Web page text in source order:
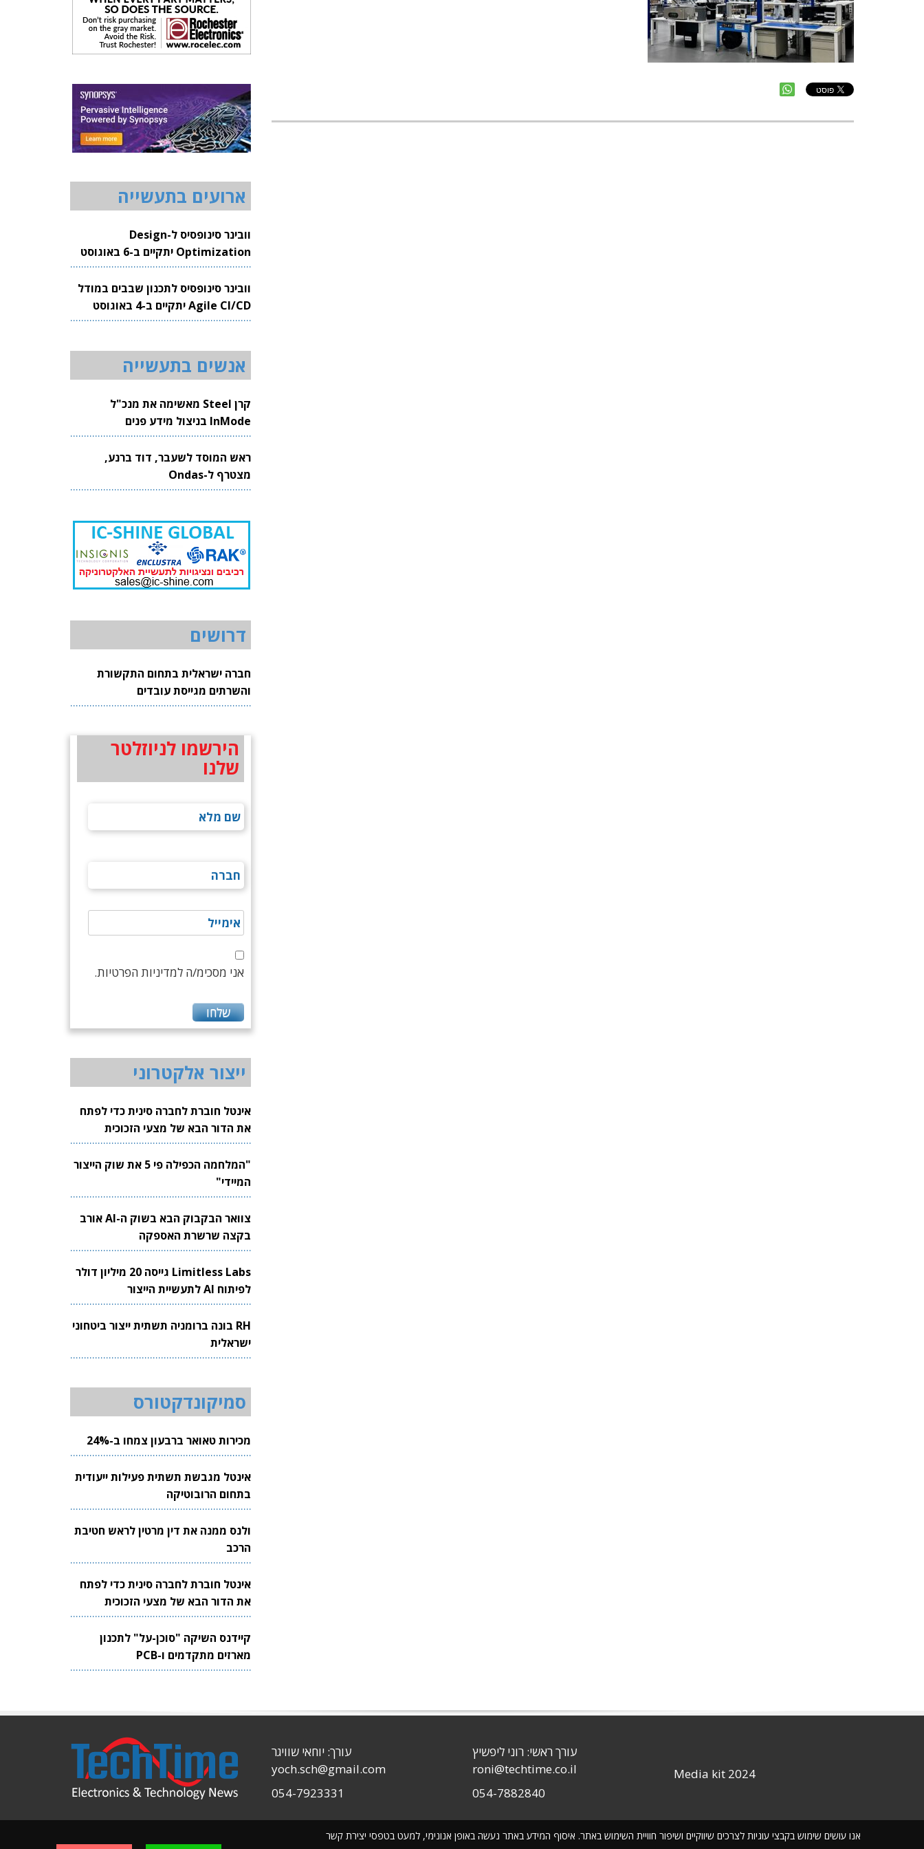
ארועים בתעשייה
וובינר סינופסיס ל-Design
Optimization יתקיים ב-6 באוגוסט
2026
וובינר סינופסיס לתכנון שבבים במודל
Agile CI/CD יתקיים ב-4 באוגוסט
2026
אנשים בתעשייה
קרן Steel מאשימה את מנכ"ל
InMode בניצול מידע פנים
ראש המוסד לשעבר, דוד ברנע,
מצטרף ל-Ondas
דרושים
חברה ישראלית בתחום התקשורת
והשרתים מגייסת עובדים
הירשמו לניוזלטר
שלנו
אני מסכימ/ה למדיניות הפרטיות.
ייצור אלקטרוני
אינטל חוברת לחברה סינית כדי לפתח
את הדור הבא של מצעי הזכוכית
לשבבים
"המלחמה הכפילה פי 5 את שוק הייצור
המיידי"
צוואר הבקבוק הבא בשוק ה-AI אורב
בקצה שרשרת האספקה
Limitless Labs גייסה 20 מיליון דולר
לפיתוח AI לתעשיית הייצור
RH בונה ברומניה תשתית ייצור ביטחוני
ישראלית
סמיקונדקטורס
מכירות טאואר ברבעון צמחו ב-24%
אינטל מגבשת תשתית פעילות ייעודית
בתחום הרובוטיקה
ולנס ממנה את דין מרטין לראש חטיבת
הרכב
אינטל חוברת לחברה סינית כדי לפתח
את הדור הבא של מצעי הזכוכית
לשבבים
קיידנס השיקה "סוכן-על" לתכנון
מארזים מתקדמים ו-PCB
אנו עושים שימוש בקבצי עוגיות לצרכים שיווקיים ושיפור חוויית השימוש באתר. איסוף המידע באתר נעשה באופן אנונימי, למעט בטפסי יצירת קשר
Media kit 2024
עורך ראשי: רוני ליפשיץ
roni@techtime.co.il
054-7882840
עורך: יוחאי שוויגר
yoch.sch@gmail.com
054-7923331